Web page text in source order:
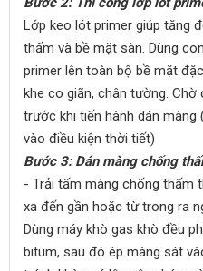
Lớp keo lót primer giúp tăng
thấm và bề mặt sàn. Dùng
primer lên toàn bộ bề mặt
khe co giãn, chân tường.
trước khi tiến hành dán
vào điều kiện thời tiết)
Bước 3: Dán màng chống
- Trải tấm màng chống thấm
xa đến gần hoặc từ trong ra
Dùng máy khò gas khò đều
bitum, sau đó ép màng sát